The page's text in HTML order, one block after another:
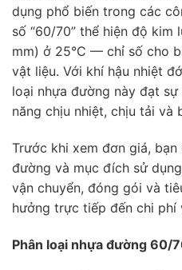
dụng phổ biến trong các
số “60/70” thể hiện độ kim
mm) ở 25°C — chỉ số cho
vật liệu. Với khí hậu nhiệt
loại nhựa đường này đạt
năng chịu nhiệt, chịu tải và
Trước khi xem đơn giá,
đường và mục đích sử
vận chuyển, đóng gói và
hưởng trực tiếp đến chi
Phân loại nhựa đường 60/